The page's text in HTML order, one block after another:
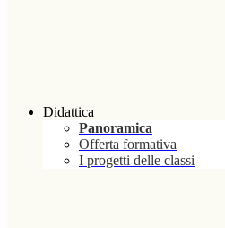
Didattica
Panoramica
Offerta formativa
I progetti delle classi